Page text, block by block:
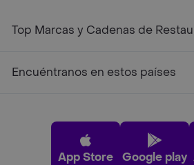
Top Marcas y Cadenas de
Encuéntranos en estos países
App Store Google play